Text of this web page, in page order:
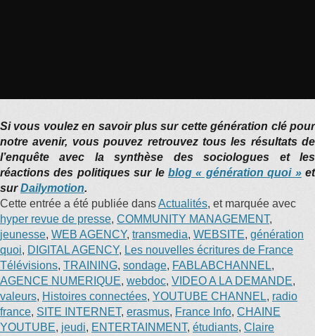
Si vous voulez en savoir plus sur cette génération clé pour
notre avenir, vous pouvez retrouvez tous les résultats de
l’enquête avec la synthèse des sociologues et les
réactions des politiques sur le blog « génération quoi »et
surDailymotion.
Cette entrée a été publiée dansActualités, et marquée avec
hyper revue de presse, COMMUNITY MANAGEMENT,
jeunesse, WEB AGENCY, transmedia, WEBSITE, génération
quoi, DIGITAL AGENCY, Les nouvelles écritures de France
Télévisions, TRAINING, sondage, FABLABCHANNEL,
AGENCE NUMERIQUE, webdoc, VIDEO A LA DEMANDE,
valeurs, Histoires connectées, YOUTUBE CHANNEL, radio
france, SITE INTERNET, erasmus, France Info, CHAINE
YOUTUBE, jeudi, ENTERTAINMENT, étudiants, Claire